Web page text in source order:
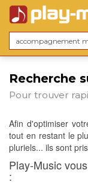
Recherche
Pour trouver
Afin d'optimiser
tout en restant le
pluriels... ils sont
Play-Music
: